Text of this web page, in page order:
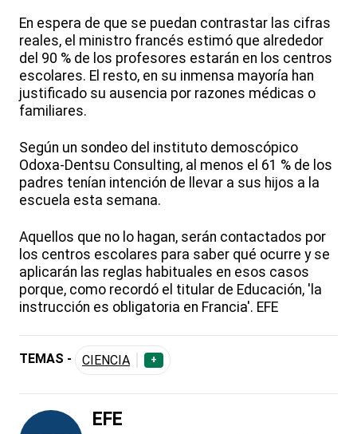
En espera de que se puedan contrastar las cifras
reales, el ministro francés estimó que alrededor
del 90 % de los profesores estarán en los centros
escolares. El resto, en su inmensa mayoría han
justificado su ausencia por razones médicas o
familiares.
Según un sondeo del instituto demoscópico
Odoxa-Dentsu Consulting, al menos el 61 % de los
padres tenían intención de llevar a sus hijos a la
escuela esta semana.
Aquellos que no lo hagan, serán contactados por
los centros escolares para saber qué ocurre y se
aplicarán las reglas habituales en esos casos
porque, como recordó el titular de Educación, 'la
instrucción es obligatoria en Francia'. EFE
TEMAS - CIENCIA +
EFE